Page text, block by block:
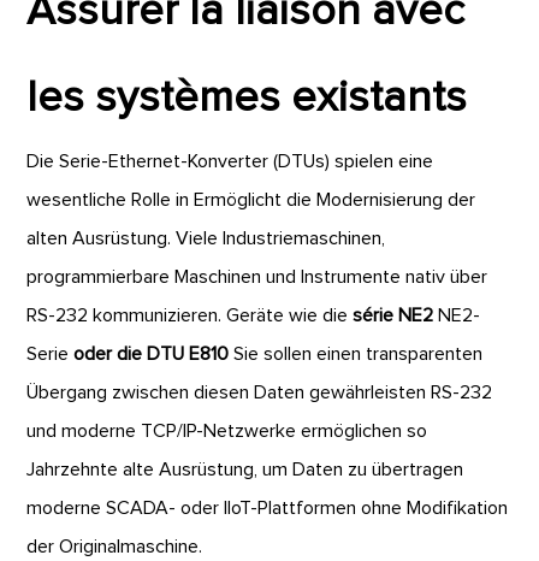
Assurer la liaison avec
les systèmes existants
Die Serie-Ethernet-Konverter (DTUs) spielen eine
wesentliche Rolle in Ermöglicht die Modernisierung der
alten Ausrüstung. Viele Industriemaschinen,
programmierbare Maschinen und Instrumente nativ über
RS-232 kommunizieren. Geräte wie diesérie NE2 NE2-
Serieoder die DTU E810 Sie sollen einen transparenten
Übergang zwischen diesen Daten gewährleisten RS-232
und moderne TCP/IP-Netzwerke ermöglichen so
Jahrzehnte alte Ausrüstung, um Daten zu übertragen
moderne SCADA- oder IIoT-Plattformen ohne Modifikation
der Originalmaschine.